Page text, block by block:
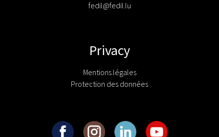
fedil@fedil.lu
Privacy
Mentions légales
Protection des données